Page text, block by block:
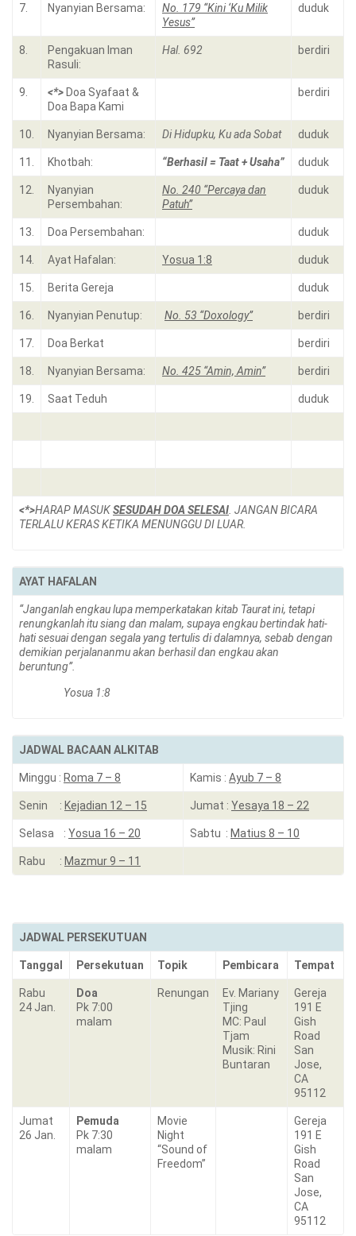
7. Nyanyian Bersama:
No. 179 “Kini ‘Ku Milik
Yesus”
duduk
8.
Pengakuan Iman
Rasuli:
Hal. 692 berdiri
9. <*> Doa Syafaat &
Doa Bapa Kami
berdiri
10. Nyanyian Bersama: Di Hidupku, Ku ada Sobat duduk
11. Khotbah: “Berhasil = Taat + Usaha” duduk
12.
Nyanyian
Persembahan:
No. 240 “Percaya dan
Patuh”
duduk
13. Doa Persembahan: duduk
14. Ayat Hafalan: Yosua 1:8 duduk
15. Berita Gereja duduk
16. Nyanyian Penutup: No. 53 “Doxology” berdiri
17. Doa Berkat berdiri
18. Nyanyian Bersama: No. 425 “Amin, Amin” berdiri
19. Saat Teduh duduk
<*>HARAP MASUKSESUDAH DOA SELESAI . JANGAN BICARA
TERLALU KERAS KETIKA MENUNGGU DI LUAR.
AYAT HAFALAN
“Janganlah engkau lupa memperkatakan kitab Taurat ini, tetapi
renungkanlah itu siang dan malam, supaya engkau bertindak hati-
hati sesuai dengan segala yang tertulis di dalamnya, sebab dengan
demikian perjalananmu akan berhasil dan engkau akan
beruntung”.
Yosua 1:8
JADWAL BACAAN ALKITAB
Minggu : Roma 7 – 8 Kamis : Ayub 7 – 8
Senin : Kejadian 12 – 15 Jumat : Yesaya 18 – 22
Selasa : Yosua 16 – 20 Sabtu : Matius 8 – 10
Rabu : Mazmur 9 – 11
JADWAL PERSEKUTUAN
Tanggal Persekutuan Topik Pembicara Tempat
Rabu
24 Jan.
Doa
Pk 7:00
malam
Renungan
Ev. Mariany
Tjing
MC: Paul
Tjam
Musik: Rini
Buntaran
Gereja
191 E
Gish
Road
San
Jose,
CA
95112
Jumat
26 Jan.
Pemuda
Pk 7:30
malam
Movie
Night
“Sound of
Freedom”
Gereja
191 E
Gish
Road
San
Jose,
CA
95112